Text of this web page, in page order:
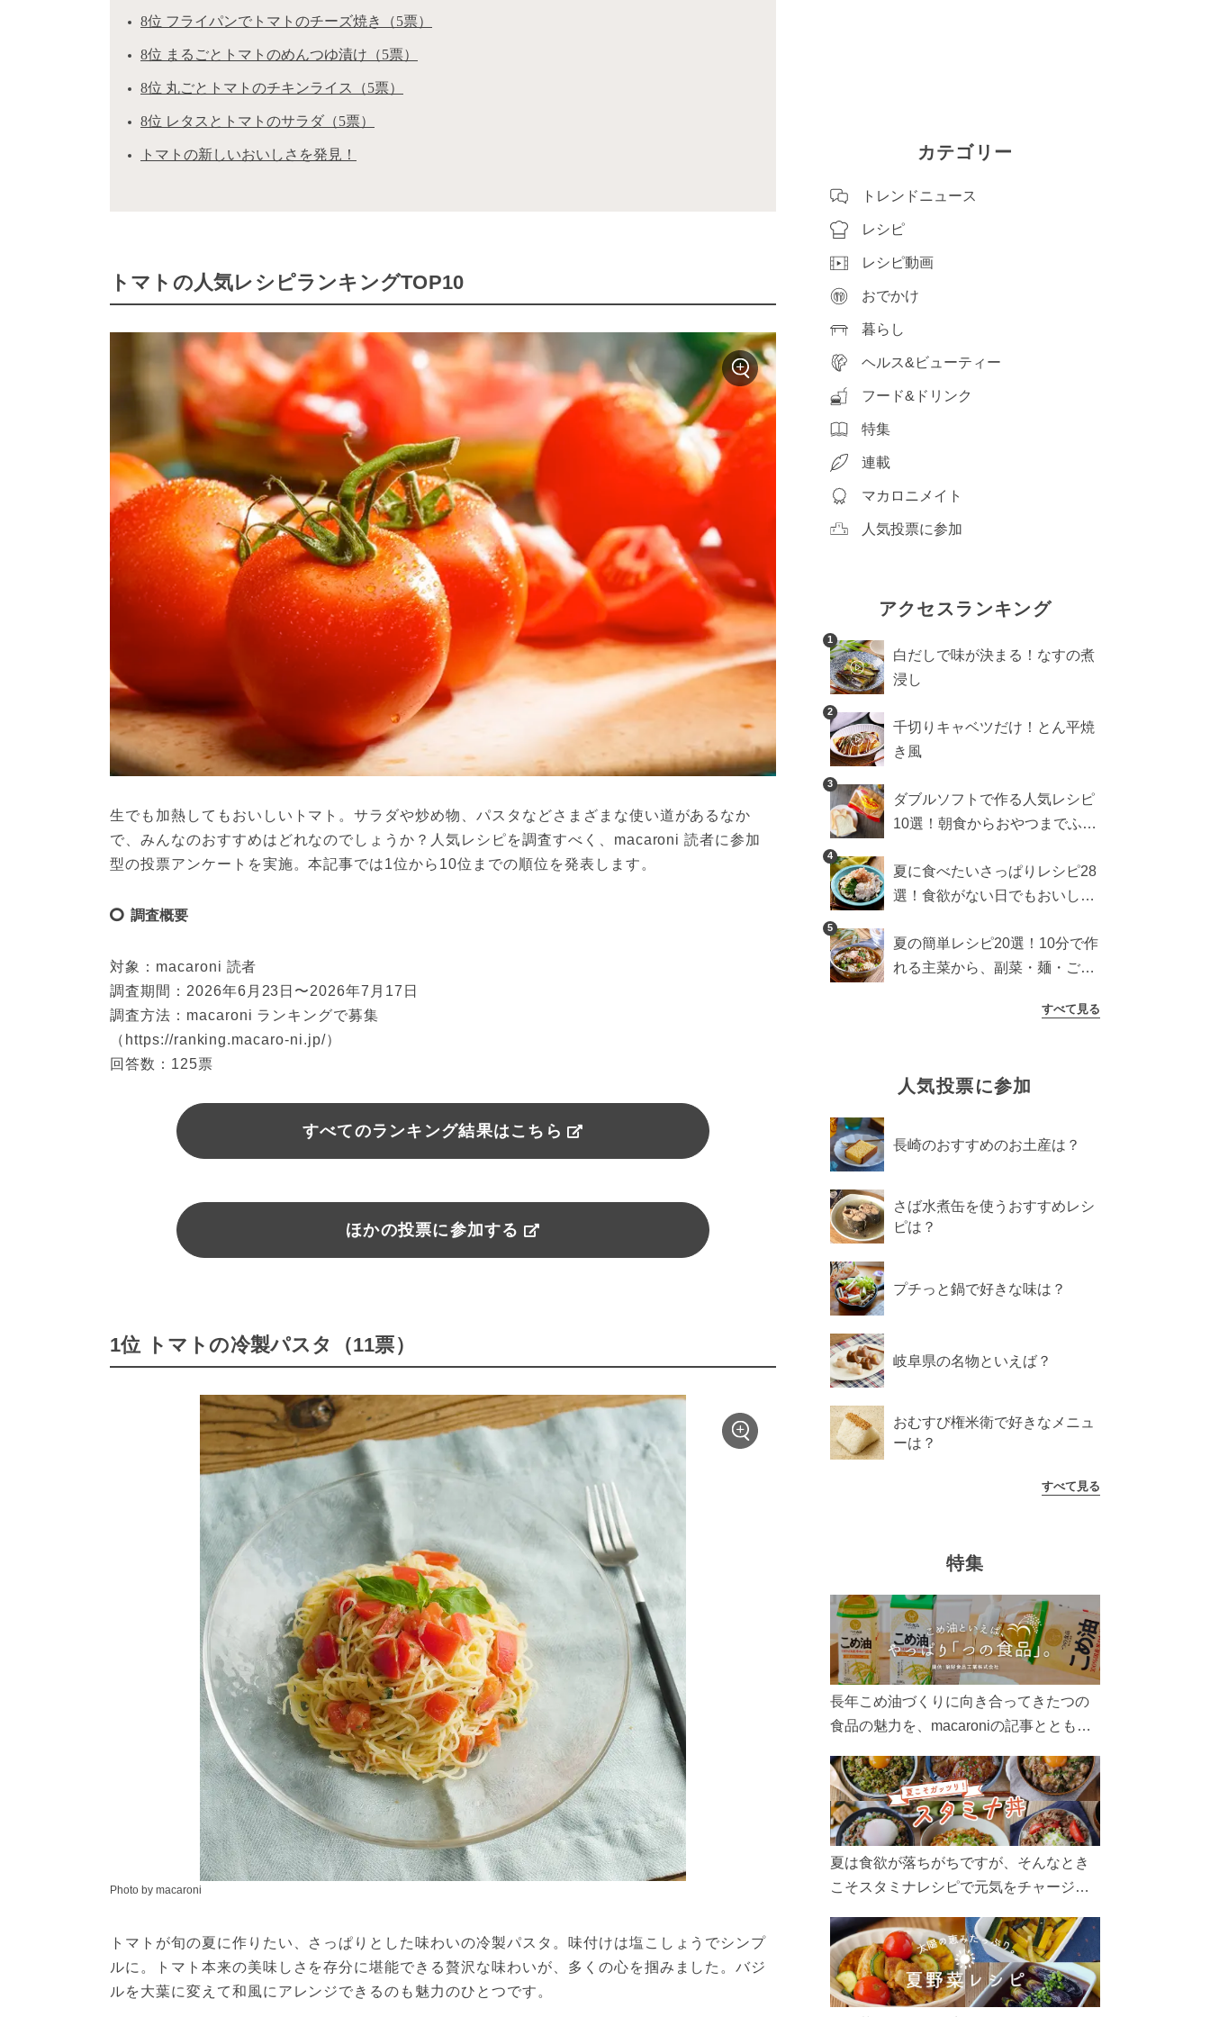
8位 フライパンでトマトのチーズ焼き（5票）
8位 まるごとトマトのめんつゆ漬け（5票）
8位 丸ごとトマトのチキンライス（5票）
8位 レタスとトマトのサラダ（5票）
トマトの新しいおいしさを発見！
トマトの人気レシピランキングTOP10
生でも加熱してもおいしいトマト。サラダや炒め物、パスタなどさまざまな使い道があるなか
で、みんなのおすすめはどれなのでしょうか？人気レシピを調査すべく、macaroni 読者に参加
型の投票アンケートを実施。本記事では1位から10位までの順位を発表します。
調査概要
対象：macaroni 読者
調査期間：2026年6月23日〜2026年7月17日
調査方法：macaroni ランキングで募集
（https://ranking.macaro-ni.jp/）
回答数：125票
すべてのランキング結果はこちら
ほかの投票に参加する
1位 トマトの冷製パスタ（11票）
Photo by macaroni
トマトが旬の夏に作りたい、さっぱりとした味わいの冷製パスタ。味付けは塩こしょうでシンプ
ルに。トマト本来の美味しさを存分に堪能できる贅沢な味わいが、多くの心を掴みました。バジ
ルを大葉に変えて和風にアレンジできるのも魅力のひとつです。
カテゴリー
トレンドニュース
レシピ
レシピ動画
おでかけ
暮らし
ヘルス&ビューティー
フード&ドリンク
特集
連載
マカロニメイト
人気投票に参加
アクセスランキング
1
白だしで味が決まる！なすの煮
浸し
2
千切りキャベツだけ！とん平焼
き風
3
ダブルソフトで作る人気レシピ
10選！朝食からおやつまでふん
4
夏に食べたいさっぱりレシピ28
選！食欲がない日でもおいしい
5
夏の簡単レシピ20選！10分で作
れる主菜から、副菜・麺・ごは
すべて見る
人気投票に参加
長崎のおすすめのお土産は？
さば水煮缶を使うおすすめレシ
ピは？
プチっと鍋で好きな味は？
岐阜県の名物といえば？
おむすび権米衛で好きなメニュ
ーは？
すべて見る
特集
長年こめ油づくりに向き合ってきたつの
食品の魅力を、macaroniの記事とともに
ん、製造現場や品質へのこだわりまで。
こめ油をもっと好きになるコンテンツを
ぜひお楽しみください。
夏は食欲が落ちがちですが、そんなとき
こそスタミナレシピで元気をチャージ！
リ食べて、夏バテを吹き飛ばしましょ
う！